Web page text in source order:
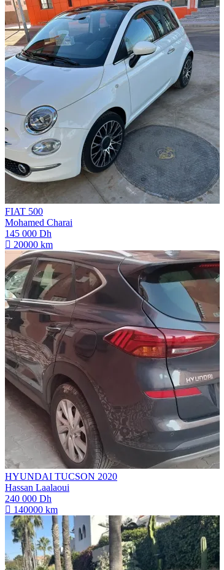
FIAT 500
Mohamed Charai
145 000 Dh
20000 km
HYUNDAI TUCSON 2020
Hassan Laalaoui
240 000 Dh
140000 km